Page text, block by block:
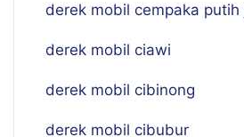
derek mobil cempaka putih
derek mobil ciawi
derek mobil cibinong
derek mobil cibubur